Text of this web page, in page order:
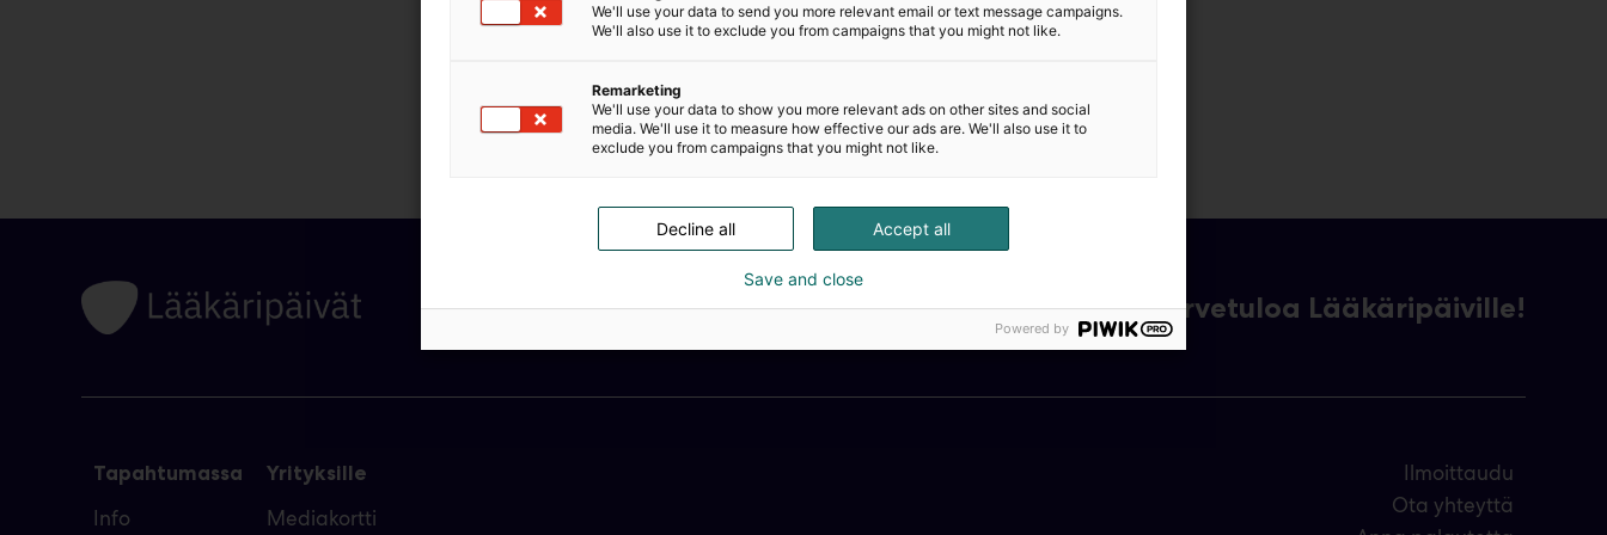
Tervetuloa Lääkäripäiville!
Tapahtumassa
Info
Yrityksille
Mediakortti
Ilmoittaudu
Ota yhteyttä
We'll use your data to send you more relevant email or text message campaigns.
We'll also use it to exclude you from campaigns that you might not like.
Remarketing
We'll use your data to show you more relevant ads on other sites and social
media. We'll use it to measure how effective our ads are. We'll also use it to
exclude you from campaigns that you might not like.
Accept all
Decline all
Save and close
Powered by